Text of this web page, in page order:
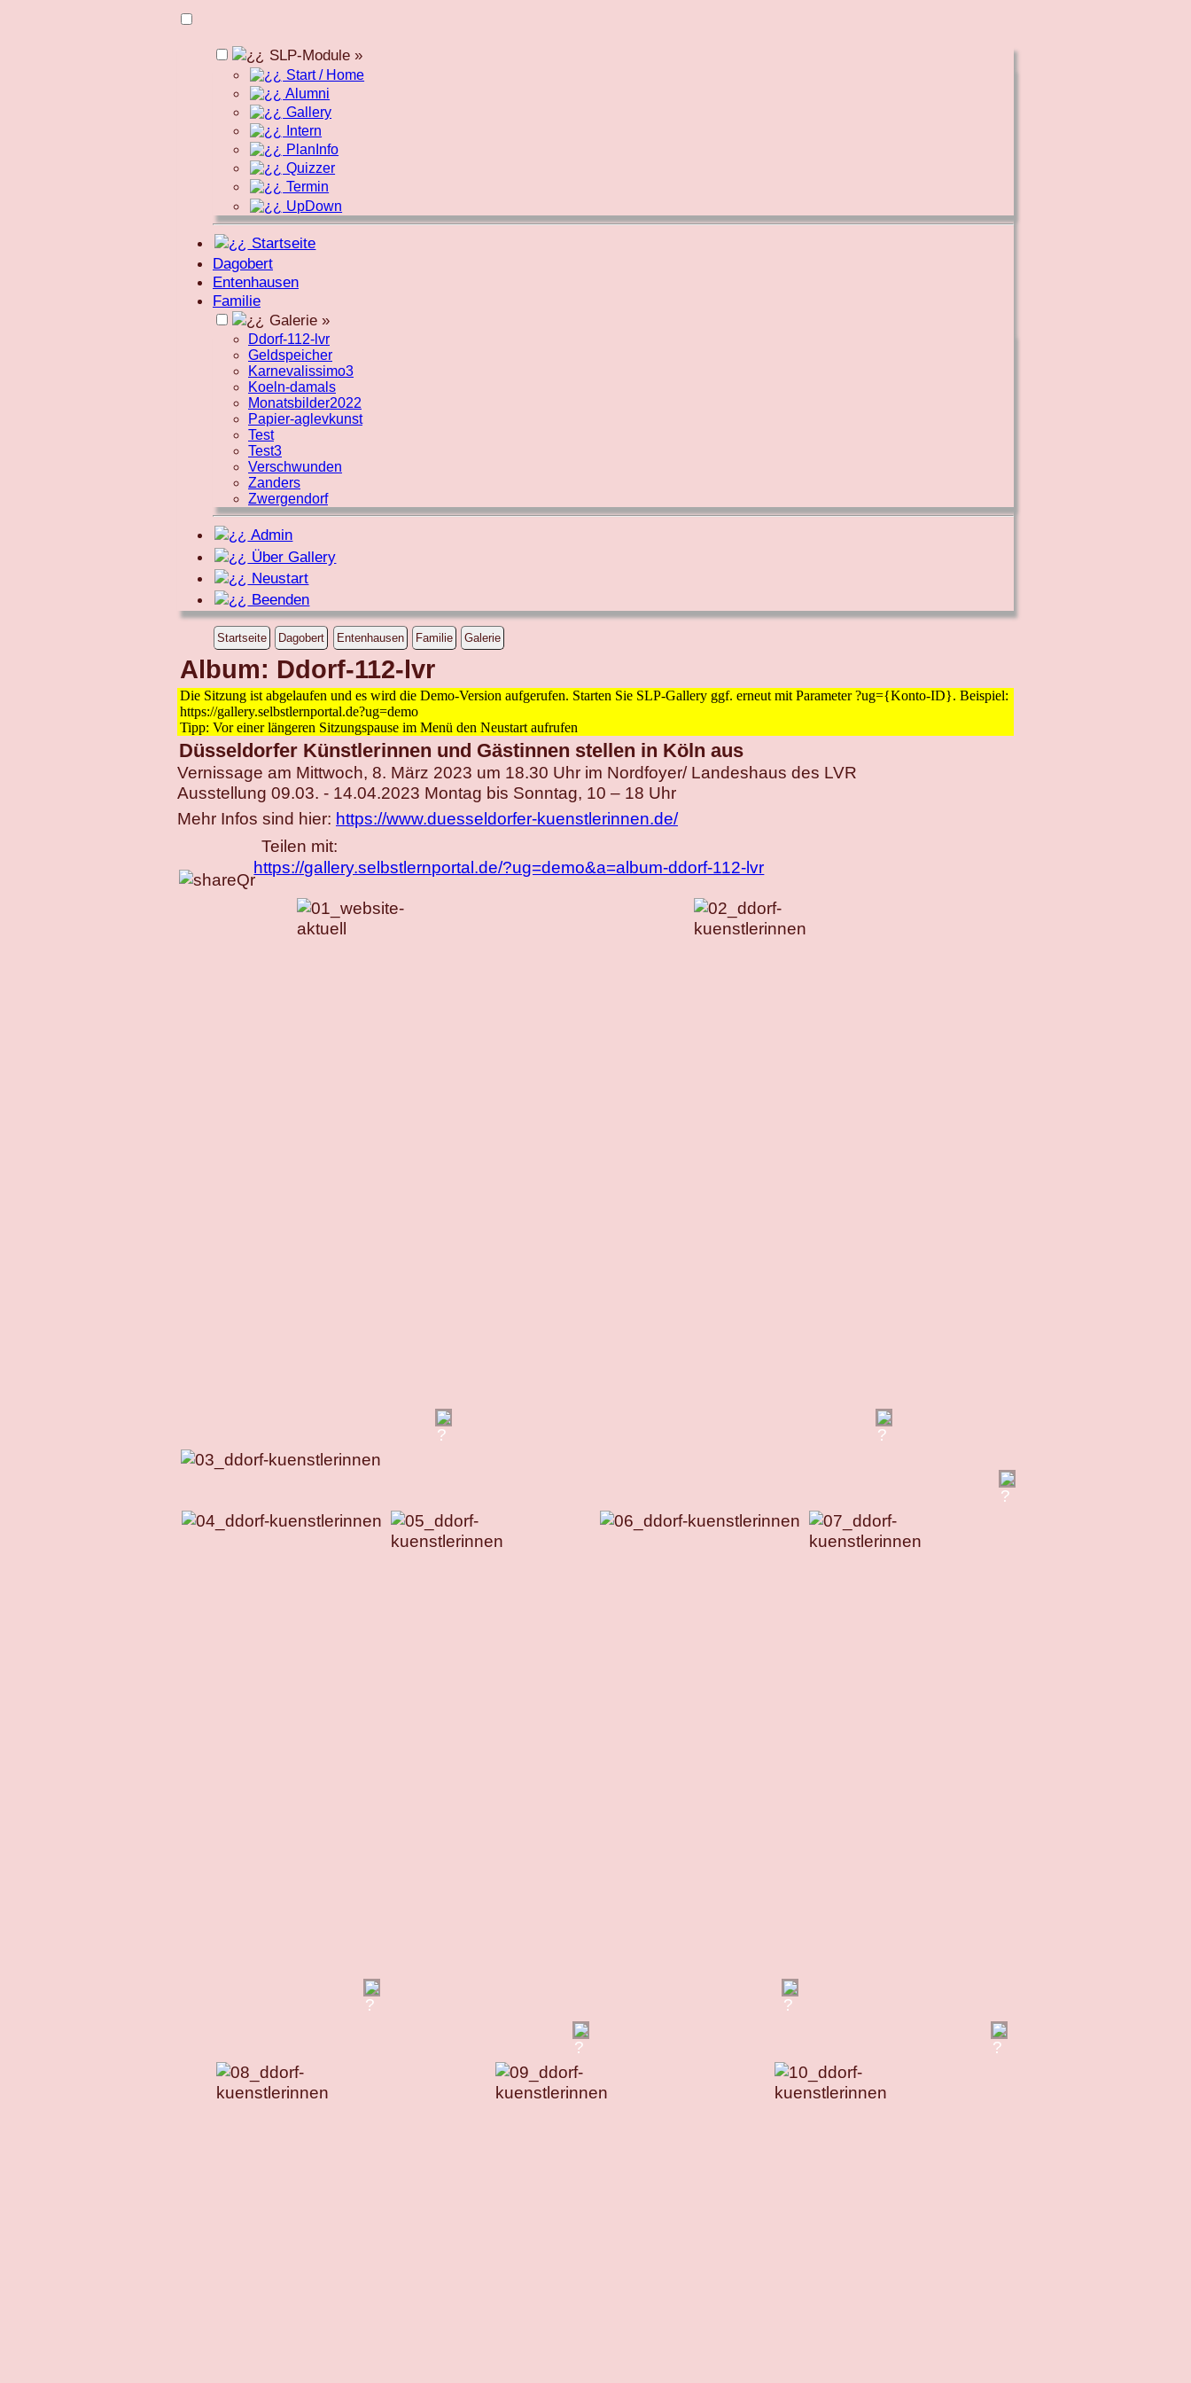
SLP-Module »
Start / Home
Alumni
Gallery
Intern
PlanInfo
Quizzer
Termin
UpDown
Startseite
Dagobert
Entenhausen
Familie
Galerie »
Ddorf-112-lvr
Geldspeicher
Karnevalissimo3
Koeln-damals
Monatsbilder2022
Papier-aglevkunst
Test
Test3
Verschwunden
Zanders
Zwergendorf
Admin
Über Gallery
Neustart
Beenden
Startseite Dagobert Entenhausen Familie Galerie
Album: Ddorf-112-lvr
Die Sitzung ist abgelaufen und es wird die Demo-Version aufgerufen. Starten Sie SLP-Gallery ggf. erneut mit Parameter ?ug={Konto-ID}. Beispiel:
https://gallery.selbstlernportal.de?ug=demo
Tipp: Vor einer längeren Sitzungspause im Menü den Neustart aufrufen
Düsseldorfer Künstlerinnen und Gästinnen stellen in Köln aus
Vernissage am Mittwoch, 8. März 2023 um 18.30 Uhr im Nordfoyer/ Landeshaus des LVR
Ausstellung 09.03. - 14.04.2023 Montag bis Sonntag, 10 – 18 Uhr
Mehr Infos sind hier: https://www.duesseldorfer-kuenstlerinnen.de/
Teilen mit:
https://gallery.selbstlernportal.de/?ug=demo&a=album-ddorf-112-lvr